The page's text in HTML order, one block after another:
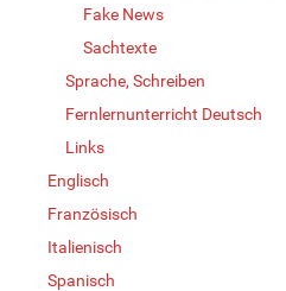
Fake News
Sachtexte
Sprache, Schreiben
Fernlernunterricht Deutsch
Links
Englisch
Französisch
Italienisch
Spanisch